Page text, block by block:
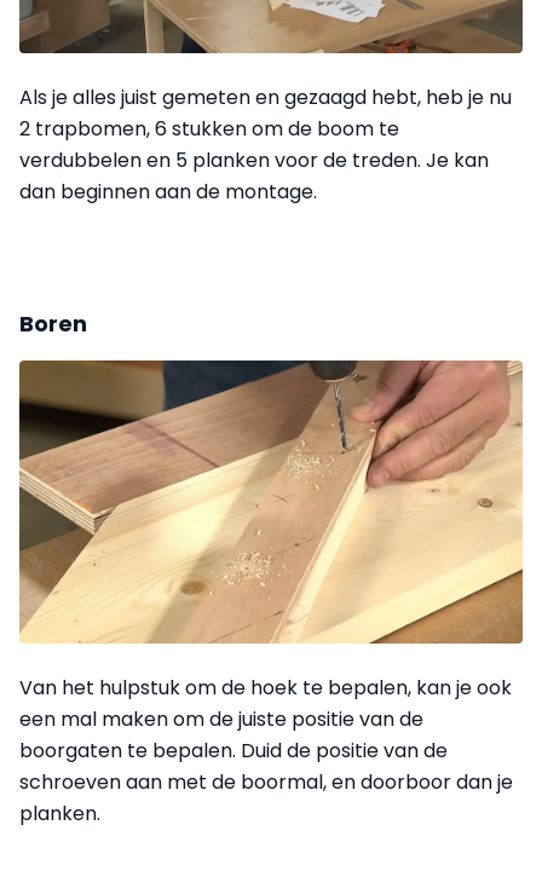
Als je alles juist gemeten en gezaagd hebt, heb je nu
2 trapbomen, 6 stukken om de boom te
verdubbelen en 5 planken voor de treden. Je kan
dan beginnen aan de montage.
Boren
Van het hulpstuk om de hoek te bepalen, kan je ook
een mal maken om de juiste positie van de
boorgaten te bepalen. Duid de positie van de
schroeven aan met de boormal, en doorboor dan je
planken.